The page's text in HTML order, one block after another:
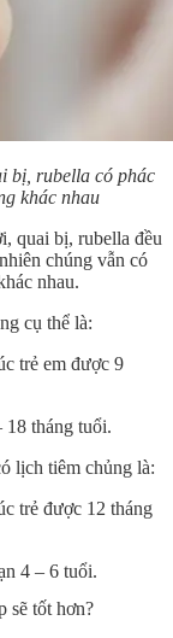
bị, rubella có phác
khác nhau
quai bị, rubella đều
chúng vẫn có
nhau.
cụ thể là:
trẻ em được 9
tháng tuổi.
lịch tiêm chủng là:
trẻ được 12 tháng
4 – 6 tuổi.
sẽ tốt hơn?